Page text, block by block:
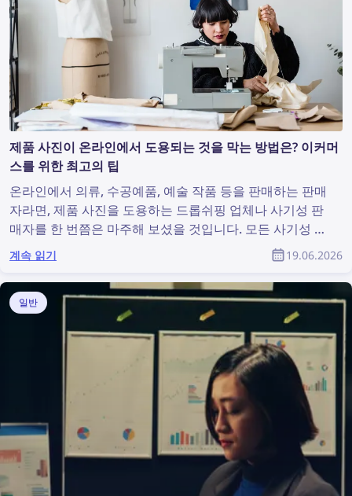
제품 사진이 온라인에서 도용되는 것을 막는 방법은? 이커머
스를 위한 최고의 팁
온라인에서 의류, 수공예품, 예술 작품 등을 판매하는 판매
자라면, 제품 사진을 도용하는 드롭쉬핑 업체나 사기성 판
매자를 한 번쯤은 마주해 보셨을 것입니다. 모든 사기성 판
매자를 찾아내고 해당 사진을 삭제하도록 하는 일은 종종
불가능하게 느껴집니다. 하지만 생각만큼 어려운 문제는
아닙니다. 역이미지 검색 기술을 활용하면 온라인 저작권
침해를 그 어느 때보다 쉽게 찾아내고 예방할 수 있습니다.
이 글에서는 역이미지 검색과 적절한 삭제 요청을 통해 인
터넷에서 도용된 이미지를 몇 가지 간단한 단계로 찾고 삭
계속 읽기 19.06.2026
일반